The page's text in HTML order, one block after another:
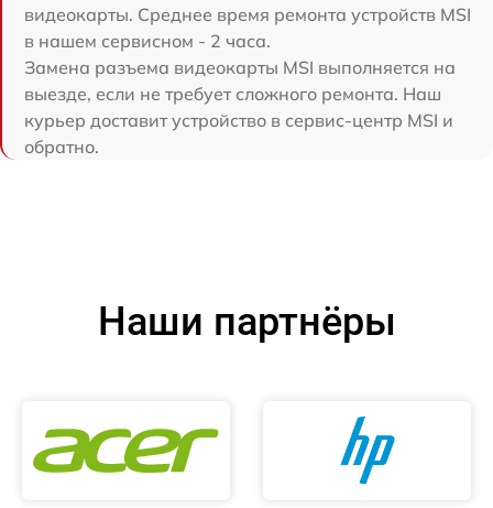
видеокарты. Среднее время ремонта устройств MSI
в нашем сервисном - 2 часа.
Замена разъема видеокарты MSI выполняется на
выезде, если не требует сложного ремонта. Наш
курьер доставит устройство в сервис-центр MSI и
обратно.
Наши партнёры